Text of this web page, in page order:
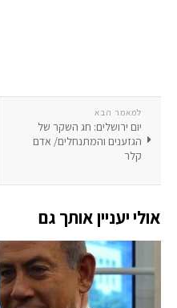
למאמר הבא
יום ירושלים: חג השקר של
הגזענים והמתנחלים/ אדם
קלר
אולי יעניין אותך גם